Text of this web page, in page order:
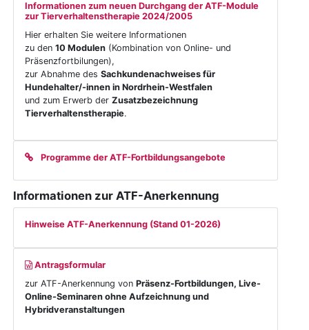
Informationen zum neuen Durchgang der ATF-Module
zur Tierverhaltenstherapie 2024/2005
Hier erhalten Sie weitere Informationen
zu den10 Modulen (Kombination von Online- und
Präsenzfortbilungen),
zur Abnahme desSachkundenachweises für
Hundehalter/-innen in Nordrhein-Westfalen
und zum Erwerb derZusatzbezeichnung
Tierverhaltenstherapie.
Programme der ATF-Fortbildungsangebote
Informationen zur ATF-Anerkennung
Hinweise ATF-Anerkennung (Stand 01-2026)
Antragsformular
zur ATF-Anerkennung vonPräsenz-Fortbildungen,Live-
Online-Seminaren ohne Aufzeichnung und
Hybridveranstaltungen